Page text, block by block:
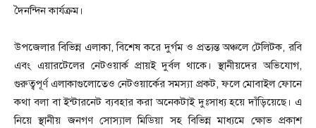
দৈনন্দিন কার্যক্রম।
উপজেলার বিভিন্ন এলাকা, বিশেষ করে দুর্গম ও প্রত্যন্ত অঞ্চলে টেলিটক, রবি
এবং এয়ারটেলের নেটওয়ার্ক প্রায়ই দুর্বল থাকে। স্থানীয়দের অভিযোগ,
গুরুত্বপূর্ণ এলাকাগুলোতেও নেটওয়ার্কের সমস্যা প্রকট, ফলে মোবাইল ফোনে
কথা বলা বা ইন্টারনেট ব্যবহার করা অনেকটাই দুঃসাধ্য হয়ে দাঁড়িয়েছে। এ
নিয়ে স্থানীয় জনগণ সোস্যাল মিডিয়া সহ বিভিন্ন মাধ্যমে ক্ষোভ প্রকাশ